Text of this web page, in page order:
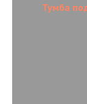
Тумба